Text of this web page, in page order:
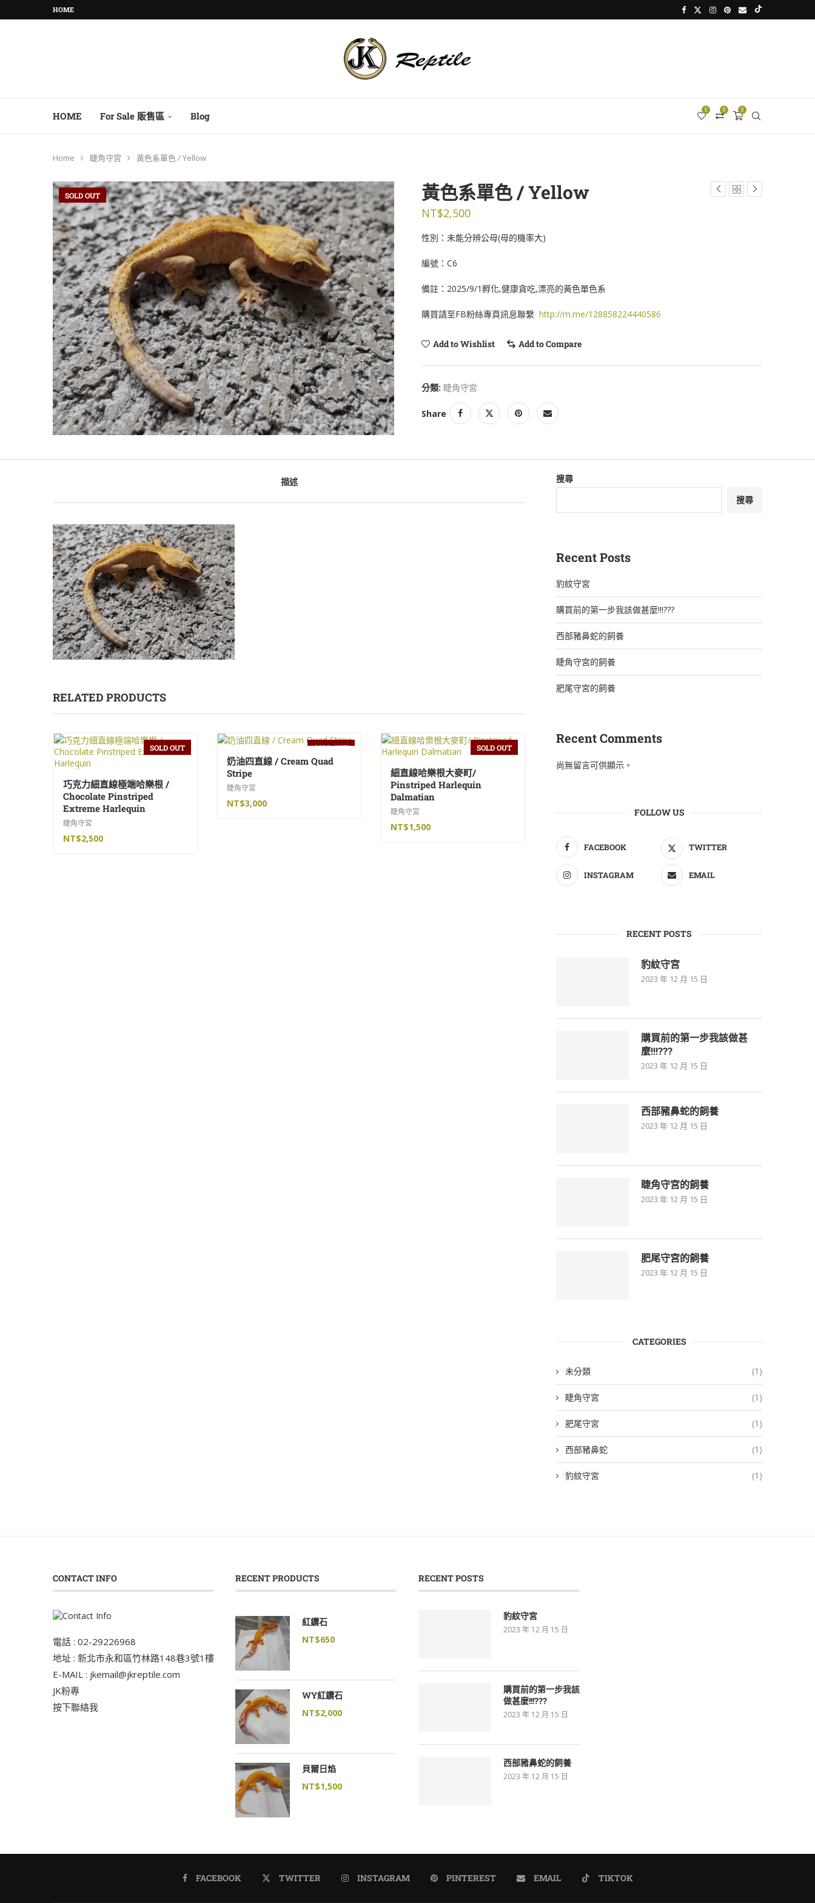
HOME
HOME For Sale 販售區 Blog
0
0
0
Home 睫角守宮 黃色系單色 / Yellow
SOLD OUT 黃色系單色 / Yellow
NT$2,500
性別：未能分辨公母(母的機率大)
編號：C6
備註：2025/9/1孵化,健康貪吃,漂亮的黃色單色系
購買請至FB粉絲專頁訊息聯繫 http://m.me/128858224440586
Add to Wishlist Add to Compare
分類: 睫角守宮
Share
描述
RELATED PRODUCTS
SOLD OUT
巧克力細直線極端哈樂根 /
Chocolate Pinstriped
Extreme Harlequin
睫角守宮
NT$2,500
SOLD OUT
奶油四直線 / Cream Quad
Stripe
睫角守宮
NT$3,000
SOLD OUT
細直線哈樂根大麥町/
Pinstriped Harlequin
Dalmatian
睫角守宮
NT$1,500
細直線哈樂根大麥町/
睫角守宮
搜尋
搜尋
Recent Posts
豹紋守宮
購買前的第一步我該做甚麼!!!???
西部豬鼻蛇的飼養
睫角守宮的飼養
肥尾守宮的飼養
Recent Comments
尚無留言可供顯示。
FOLLOW US
FACEBOOK TWITTER
INSTAGRAM EMAIL
RECENT POSTS
豹紋守宮
2023 年 12 月 15 日
購買前的第一步我該做甚
麼!!!???
2023 年 12 月 15 日
西部豬鼻蛇的飼養
2023 年 12 月 15 日
睫角守宮的飼養
2023 年 12 月 15 日
肥尾守宮的飼養
2023 年 12 月 15 日
CATEGORIES
未分類 (1)
睫角守宮 (1)
肥尾守宮 (1)
西部豬鼻蛇 (1)
豹紋守宮 (1)
CONTACT INFO
電話 : 02-29226968
地址 : 新北市永和區竹林路148巷3號1樓
E-MAIL : jkemail@jkreptile.com
JK粉專
按下聯絡我
RECENT PRODUCTS
紅鑽石
NT$650
WY紅鑽石
NT$2,000
貝爾日焰
NT$1,500
RECENT POSTS
豹紋守宮
2023 年 12 月 15 日
購買前的第一步我該
做甚麼!!!???
2023 年 12 月 15 日
西部豬鼻蛇的飼養
2023 年 12 月 15 日
FACEBOOK TWITTER INSTAGRAM PINTEREST EMAIL TIKTOK